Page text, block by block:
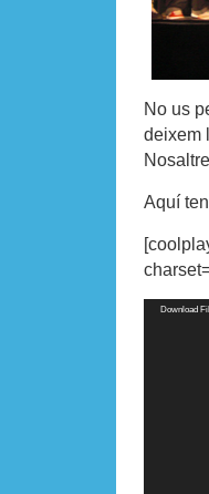
No us
deixem
Aquí
Video
Download